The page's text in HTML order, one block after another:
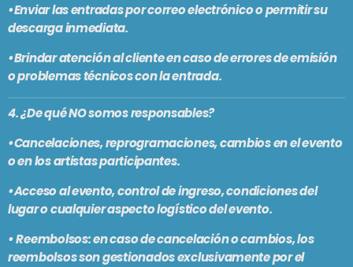
FRECUENCIA AFRO BLUE
7:00 pm - 9:00 pm
•Enviar las entradas por correo electrónico o permitir su
descarga inmediata.
•Brindar atención al cliente en caso de errores de emisión
o problemas técnicos con la entrada.
4. ¿De qué NO somos responsables?
•Cancelaciones, reprogramaciones, cambios en el evento
o en los artistas participantes.
•Acceso al evento, control de ingreso, condiciones del
lugar o cualquier aspecto logístico del evento.
• Reembolsos:en caso de cancelación o cambios, los
reembolsos son gestionados exclusivamente por el